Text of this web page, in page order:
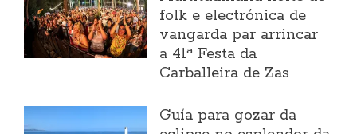
folk e electrónica de
vangarda par arrincar
a 41ª Festa da
Carballeira de Zas
Guía para gozar da